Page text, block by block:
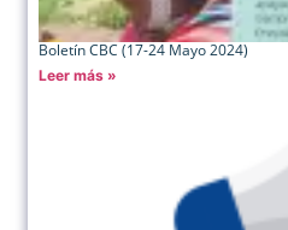
Boletín CBC (17-24 Mayo 2024)
Leer más »